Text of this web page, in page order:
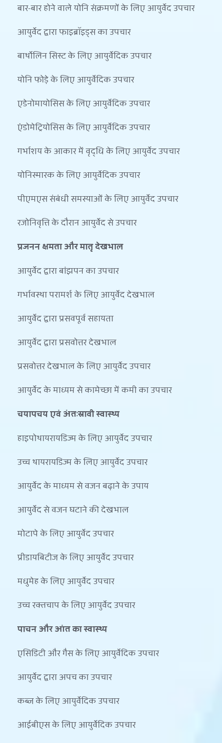
बार-बार होने वाले योनि संक्रमणों के लिए आयुर्वेद उपचार
आयुर्वेद द्वारा फाइब्रॉइड्स का उपचार
बार्थोलिन सिस्ट के लिए आयुर्वेदिक उपचार
योनि फोड़े के लिए आयुर्वेदिक उपचार
एडेनोमायोसिस के लिए आयुर्वेदिक उपचार
एंडोमेट्रियोसिस के लिए आयुर्वेदिक उपचार
गर्भाशय के आकार में वृद्धि के लिए आयुर्वेद उपचार
योनिस्मारक के लिए आयुर्वेदिक उपचार
पीएमएस संबंधी समस्याओं के लिए आयुर्वेद उपचार
रजोनिवृत्ति के दौरान आयुर्वेद से उपचार
प्रजनन क्षमता और मातृ देखभाल
आयुर्वेद द्वारा बांझपन का उपचार
गर्भावस्था परामर्श के लिए आयुर्वेद देखभाल
आयुर्वेद द्वारा प्रसवपूर्व सहायता
आयुर्वेद द्वारा प्रसवोत्तर देखभाल
प्रसवोत्तर देखभाल के लिए आयुर्वेद उपचार
आयुर्वेद के माध्यम से कामेच्छा में कमी का उपचार
चयापचय एवं अंतःस्रावी स्वास्थ्य
हाइपोथायरायडिज्म के लिए आयुर्वेद उपचार
उच्च थायरायडिज्म के लिए आयुर्वेद उपचार
आयुर्वेद के माध्यम से वजन बढ़ाने के उपाय
आयुर्वेद से वजन घटाने की देखभाल
मोटापे के लिए आयुर्वेद उपचार
प्रीडायबिटीज के लिए आयुर्वेद उपचार
मधुमेह के लिए आयुर्वेद उपचार
उच्च रक्तचाप के लिए आयुर्वेद उपचार
पाचन और आंत का स्वास्थ्य
एसिडिटी और गैस के लिए आयुर्वेदिक उपचार
आयुर्वेद द्वारा अपच का उपचार
कब्ज के लिए आयुर्वेदिक उपचार
आईबीएस के लिए आयुर्वेदिक उपचार